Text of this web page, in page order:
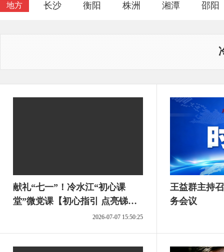
地方 长沙 衡阳 株洲 湘潭 邵阳
献礼“七一”！冷水江“初心课
堂”微党课【初心指引 点亮锑
都】上线，看平凡岗位上的不凡
2026-07-07 15:50:25
王益群主持
务会议